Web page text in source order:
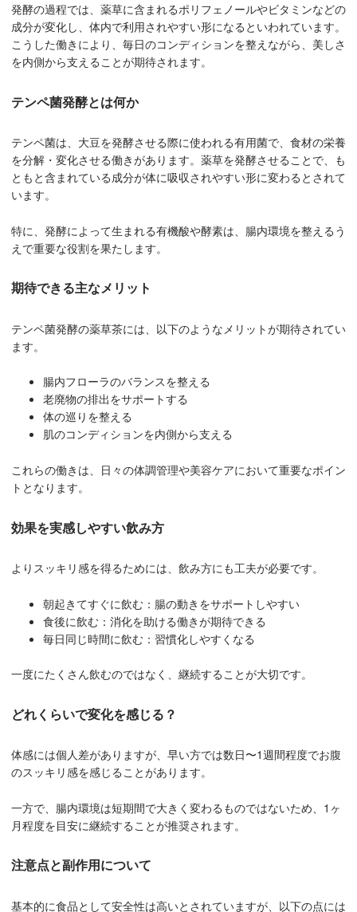
発酵の過程では、薬草に含まれるポリフェノールやビタミンなどの
成分が変化し、体内で利用されやすい形になるといわれています。
こうした働きにより、毎日のコンディションを整えながら、美しさ
を内側から支えることが期待されます。
テンペ菌発酵とは何か
テンペ菌は、大豆を発酵させる際に使われる有用菌で、食材の栄養
を分解・変化させる働きがあります。薬草を発酵させることで、も
ともと含まれている成分が体に吸収されやすい形に変わるとされて
います。
特に、発酵によって生まれる有機酸や酵素は、腸内環境を整えるう
えで重要な役割を果たします。
期待できる主なメリット
テンペ菌発酵の薬草茶には、以下のようなメリットが期待されてい
ます。
腸内フローラのバランスを整える
老廃物の排出をサポートする
体の巡りを整える
肌のコンディションを内側から支える
これらの働きは、日々の体調管理や美容ケアにおいて重要なポイン
トとなります。
効果を実感しやすい飲み方
よりスッキリ感を得るためには、飲み方にも工夫が必要です。
朝起きてすぐに飲む：腸の動きをサポートしやすい
食後に飲む：消化を助ける働きが期待できる
毎日同じ時間に飲む：習慣化しやすくなる
一度にたくさん飲むのではなく、継続することが大切です。
どれくらいで変化を感じる？
体感には個人差がありますが、早い方では数日〜1週間程度でお腹
のスッキリ感を感じることがあります。
一方で、腸内環境は短期間で大きく変わるものではないため、1ヶ
月程度を目安に継続することが推奨されます。
注意点と副作用について
基本的に食品として安全性は高いとされていますが、以下の点には